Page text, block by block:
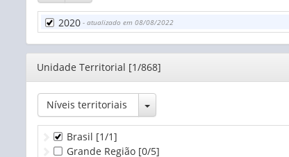
2020 - atualizado em 08/08/2022
Editor
Unidade Territorial [1/868]
Níveis territoriais Toggle Dropdown
Brasil [1/1]
Grande Região [0/5]